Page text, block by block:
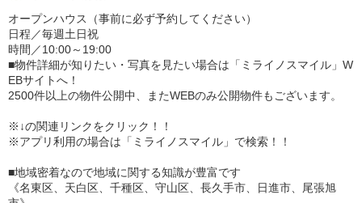
オープンハウス（事前に必ず予約してください）
日程／毎週土日祝
時間／10:00～19:00
■物件詳細が知りたい・写真を見たい場合は「ミライノスマイル」W
EBサイトへ！
2500件以上の物件公開中、またWEBのみ公開物件もございます。
※↓の関連リンクをクリック！！
※アプリ利用の場合は「ミライノスマイル」で検索！！
■地域密着なので地域に関する知識が豊富です
《名東区、天白区、千種区、守山区、長久手市、日進市、尾張旭